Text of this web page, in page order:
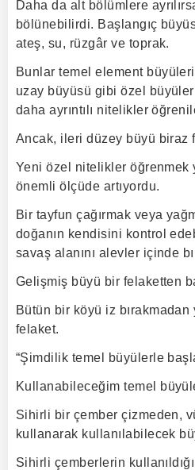
Daha da alt bölümlere
bölünebilirdi. Başlangıç
ateş, su, rüzgâr ve toprak.
Bunlar temel element
uzay büyüsü gibi özel
daha ayrıntılı nitelikler
Ancak, ileri düzey büyü biraz
Yeni özel nitelikler öğrenmek
önemli ölçüde artıyordu.
Bir tayfun çağırmak veya
doğanın kendisini kontrol
savaş alanını alevler içinde
Gelişmiş büyü bir felaketten
Bütün bir köyü iz
felaket.
“Şimdilik temel büyülerle
Kullanabileceğim temel
Sihirli bir çember çizmeden,
kullanarak kullanılabilecek
Sihirli çemberlerin